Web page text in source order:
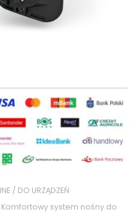
/ DO URZĄDZEŃ
system nośny do